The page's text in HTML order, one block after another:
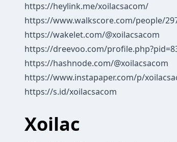
https://heylink.me/xoilacsacom/
https://www.walkscore.com/people/
https://wakelet.com/@xoilacsacom
https://dreevoo.com/
https://hashnode.com/@xoilacsacom
https://www.instapaper.com/p/
https://s.id/xoilacsacom
Xoilac